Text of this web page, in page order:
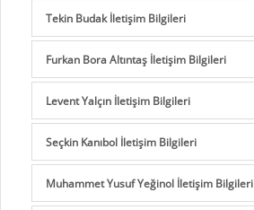
Tekin Budak İletişim Bilgileri
Furkan Bora Altıntaş İletişim Bilgileri
Levent Yalçın İletişim Bilgileri
Seçkin Kanıbol İletişim Bilgileri
Muhammet Yusuf Yeğinol İletişim Bilgileri